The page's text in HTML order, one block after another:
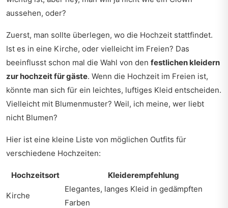
aussehen, oder?
Zuerst, man sollte überlegen, wo die Hochzeit stattfindet.
Ist es in eine Kirche, oder vielleicht im Freien? Das
beeinflusst schon mal die Wahl von den festlichen kleidern
zur hochzeit für gäste. Wenn die Hochzeit im Freien ist,
könnte man sich für ein leichtes, luftiges Kleid entscheiden.
Vielleicht mit Blumenmuster? Weil, ich meine, wer liebt
nicht Blumen?
Hier ist eine kleine Liste von möglichen Outfits für
verschiedene Hochzeiten:
Hochzeitsort Kleiderempfehlung
Kirche
Elegantes, langes Kleid in gedämpften
Farben